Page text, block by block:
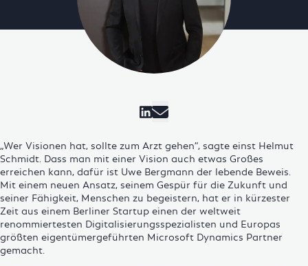
Besuche Cosmo
„Wer Visionen hat, sollte zum Arzt gehen“, sagte einst Helmut
Schmidt. Dass man mit einer Vision auch etwas Großes
erreichen kann, dafür ist Uwe Bergmann der lebende Beweis.
Mit einem neuen Ansatz, seinem Gespür für die Zukunft und
seiner Fähigkeit, Menschen zu begeistern, hat er in kürzester
Zeit aus einem Berliner Startup einen der weltweit
renommiertesten Digitalisierungsspezialisten und Europas
größten eigentümergeführten Microsoft Dynamics Partner
gemacht.